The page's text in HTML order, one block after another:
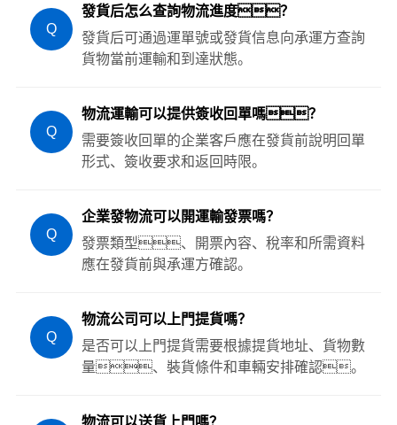
Q
發貨后怎么查詢物流進度？
發貨后可通過運單號或發貨信息向承運方查詢
貨物當前運輸和到達狀態。
Q
物流運輸可以提供簽收回單嗎？
需要簽收回單的企業客戶應在發貨前說明回單
形式、簽收要求和返回時限。
Q
企業發物流可以開運輸發票嗎？
發票類型、開票內容、稅率和所需資料
應在發貨前與承運方確認。
Q
物流公司可以上門提貨嗎？
是否可以上門提貨需要根據提貨地址、貨物數
量、裝貨條件和車輛安排確認。
物流可以送貨上門嗎？